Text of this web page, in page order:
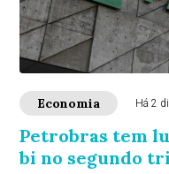
Economia Há 2
Petrobras tem
bi no segundo